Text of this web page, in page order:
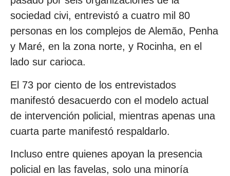
sociedad civi, entrevistó a cuatro mil 80
personas en los complejos de Alemão, Penha
y Maré, en la zona norte, y Rocinha, en el
lado sur carioca.
El 73 por ciento de los entrevistados
manifestó desacuerdo con el modelo actual
de intervención policial, mientras apenas una
cuarta parte manifestó respaldarlo.
Incluso entre quienes apoyan la presencia
policial en las favelas, solo una minoría